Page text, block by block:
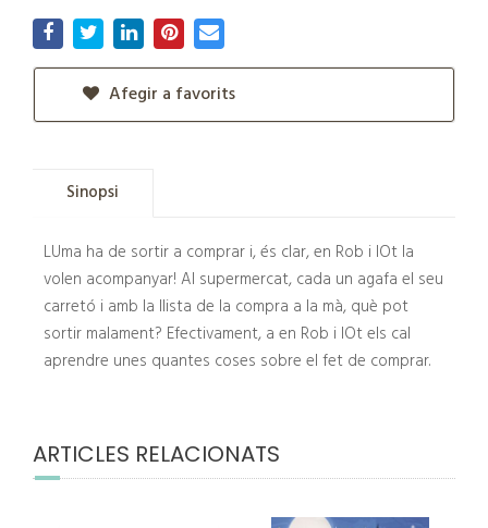
Afegir a favorits
Sinopsi
LUma ha de sortir a comprar i, és clar, en Rob i lOt la
volen acompanyar! Al supermercat, cada un agafa el seu
carretó i amb la llista de la compra a la mà, què pot
sortir malament? Efectivament, a en Rob i lOt els cal
aprendre unes quantes coses sobre el fet de comprar.
ARTICLES RELACIONATS